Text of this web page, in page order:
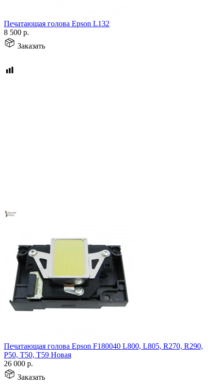
Печатающая голова Epson L132
8 500 р.
Заказать
Печатающая голова Epson F180040 L800, L805, R270, R290,
P50, T50, T59 Новая
26 000 р.
Заказать